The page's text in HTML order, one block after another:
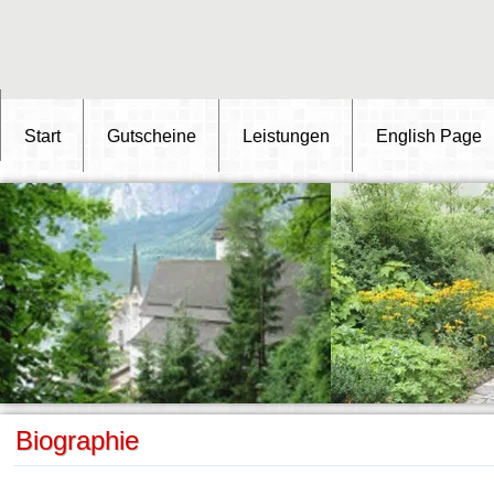
Start Gutscheine Leistungen English Page
Biographie